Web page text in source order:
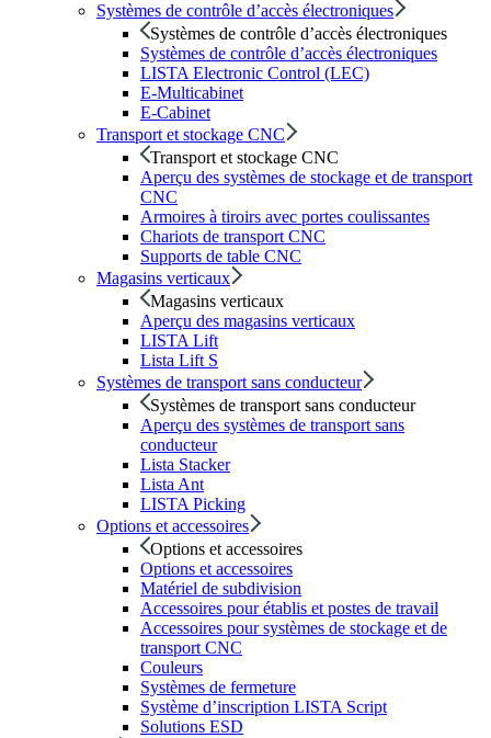
Systèmes de contrôle d’accès électroniques
Systèmes de contrôle d’accès électroniques
Systèmes de contrôle d’accès électroniques
LISTA Electronic Control (LEC)
E-Multicabinet
E-Cabinet
Transport et stockage CNC
Transport et stockage CNC
Aperçu des systèmes de stockage et de transport
CNC
Armoires à tiroirs avec portes coulissantes
Chariots de transport CNC
Supports de table CNC
Magasins verticaux
Magasins verticaux
Aperçu des magasins verticaux
LISTA Lift
Lista Lift S
Systèmes de transport sans conducteur
Systèmes de transport sans conducteur
Aperçu des systèmes de transport sans
conducteur
Lista Stacker
Lista Ant
LISTA Picking
Options et accessoires
Options et accessoires
Options et accessoires
Matériel de subdivision
Accessoires pour établis et postes de travail
Accessoires pour systèmes de stockage et de
transport CNC
Couleurs
Systèmes de fermeture
Système d’inscription LISTA Script
Solutions ESD